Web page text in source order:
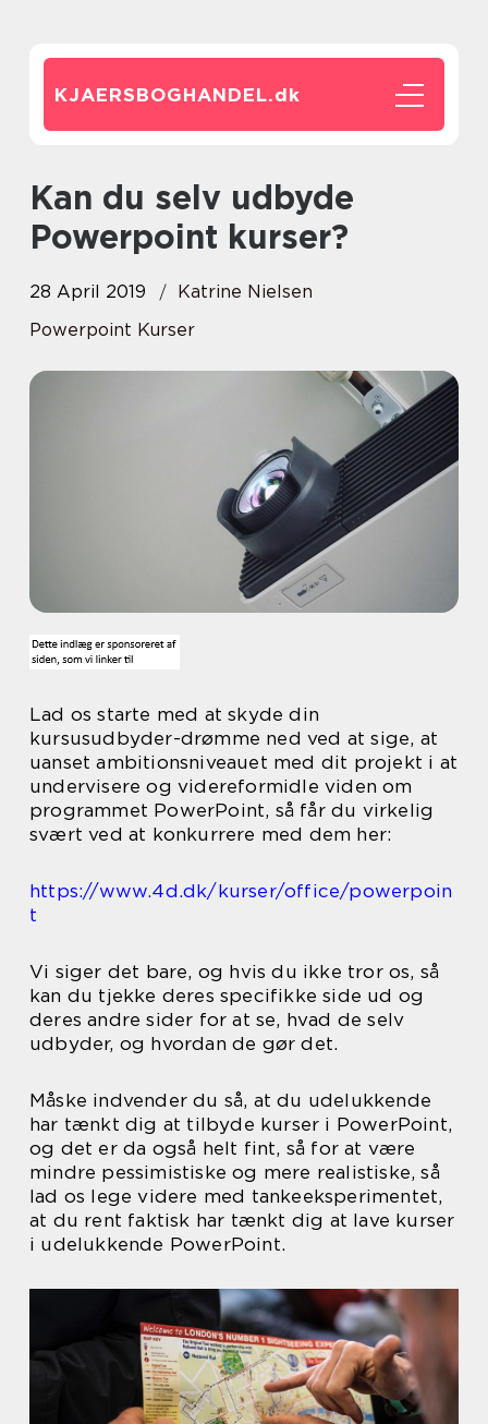
KJAERSBOGHANDEL.dk
Kan du selv udbyde
Powerpoint kurser?
28 April 2019
Katrine Nielsen
Powerpoint Kurser
Lad os starte med at skyde din
kursusudbyder-drømme ned ved at sige, at
uanset ambitionsniveauet med dit projekt i at
undervisere og videreformidle viden om
programmet PowerPoint, så får du virkelig
svært ved at konkurrere med dem her:
https://www.4d.dk/kurser/office/powerpoin
t
Vi siger det bare, og hvis du ikke tror os, så
kan du tjekke deres specifikke side ud og
deres andre sider for at se, hvad de selv
udbyder, og hvordan de gør det.
Måske indvender du så, at du udelukkende
har tænkt dig at tilbyde kurser i PowerPoint,
og det er da også helt fint, så for at være
mindre pessimistiske og mere realistiske, så
lad os lege videre med tankeeksperimentet,
at du rent faktisk har tænkt dig at lave kurser
i udelukkende PowerPoint.